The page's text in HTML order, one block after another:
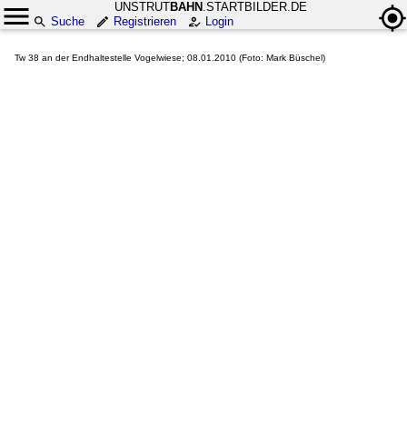
UNSTRUTBAHN .STARTBILDER.DE
Suche
Registrieren Login
Tw 38 an der Endhaltestelle Vogelwiese; 08.01.2010 (Foto: Mark Büschel)